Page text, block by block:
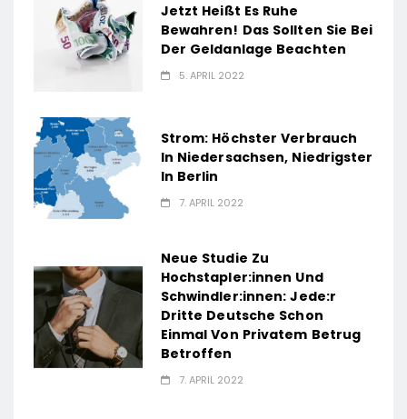
Jetzt Heißt Es Ruhe
Bewahren! Das Sollten Sie Bei
Der Geldanlage Beachten
5. APRIL 2022
Strom: Höchster Verbrauch
In Niedersachsen, Niedrigster
In Berlin
7. APRIL 2022
Neue Studie Zu
Hochstapler:innen Und
Schwindler:innen: Jede:r
Dritte Deutsche Schon
Einmal Von Privatem Betrug
Betroffen
7. APRIL 2022